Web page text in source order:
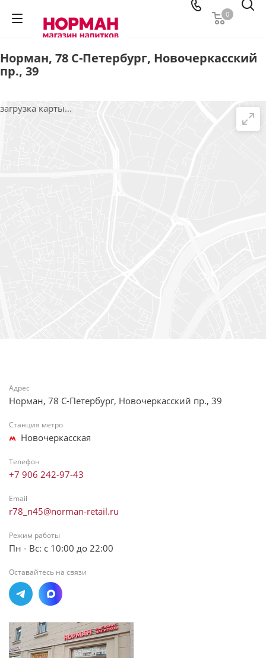
0
Норман, 78 С-Петербург, Новочеркасский
пр., 39
загрузка карты...
Адрес
Норман, 78 С-Петербург, Новочеркасский пр., 39
Станция метро
Новочеркасская
Телефон
+7 906 242-97-43
Email
r78_n45@norman-retail.ru
Режим работы
Пн - Вс: с 10:00 до 22:00
Оставайтесь на связи